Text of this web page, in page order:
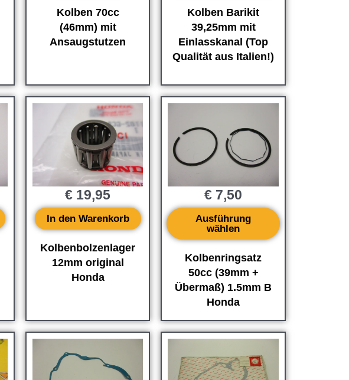
Kolben 70cc
(46mm) mit
Ansaugstutzen
Kolben Barikit
39,25mm mit
Einlasskanal (Top
Qualität aus Italien!)
Kolbenbolzenlager
12mm original
Honda
€ 19,95
In den Warenkorb
Kolbenringsatz
50cc (39mm +
Übermaß) 1.5mm B
Honda
€ 7,50
Ausführung
wählen